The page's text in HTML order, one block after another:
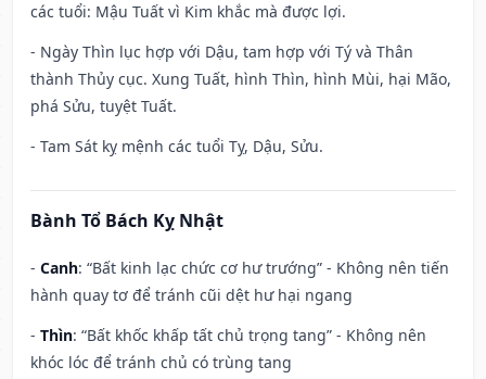
các tuổi: Mậu Tuất vì Kim khắc mà được lợi.
- Ngày Thìn lục hợp với Dậu, tam hợp với Tý và Thân
thành Thủy cục. Xung Tuất, hình Thìn, hình Mùi, hại Mão,
phá Sửu, tuyệt Tuất.
- Tam Sát kỵ mệnh các tuổi Tỵ, Dậu, Sửu.
Bành Tổ Bách Kỵ Nhật
- Canh: “Bất kinh lạc chức cơ hư trướng” - Không nên tiến
hành quay tơ để tránh cũi dệt hư hại ngang
- Thìn: “Bất khốc khấp tất chủ trọng tang” - Không nên
khóc lóc để tránh chủ có trùng tang